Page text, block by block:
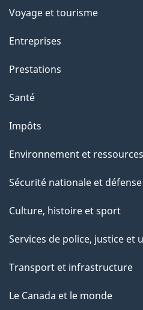
a
g
"
Voyage et tourisme
Entreprises
Prestations
Santé
Impôts
Environnement et
Sécurité nationale et défense
Culture, histoire et sport
Services de police, justice et
Transport et infrastructure
Le Canada et le monde